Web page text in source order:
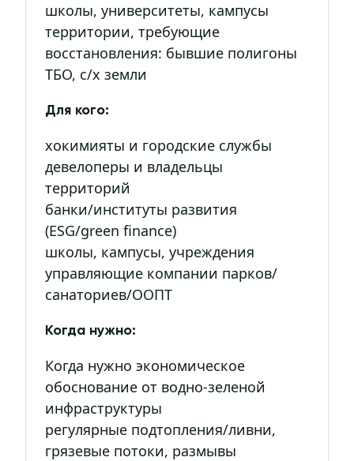
школы, университеты, кампусы
территории, требующие
восстановления: бывшие полигоны
ТБО, с/х земли
Для кого:
хокимияты и городские службы
девелоперы и владельцы
территорий
банки/институты развития
(ESG/green finance)
школы, кампусы, учреждения
управляющие компании парков/
санаториев/ООПТ
Когда нужно:
Когда нужно экономическое
обоснование от водно-зеленой
инфраструктуры
регулярные подтопления/ливни,
грязевые потоки, размывы